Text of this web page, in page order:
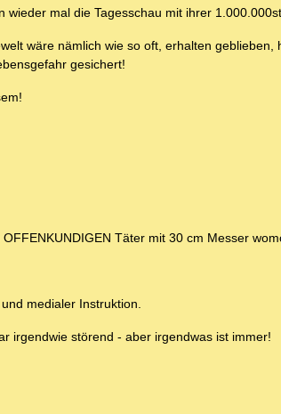
mal die Tagesschau mit ihrer
wäre nämlich wie so oft, erhalten
gesichert!
Täter mit 30 cm Messer
medialer Instruktion.
irgendwie störend - aber irgendwas ist immer!